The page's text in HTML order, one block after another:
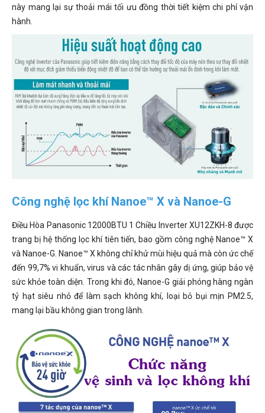
này mang lại sự thoải mái tối ưu đồng thời tiết kiệm chi phí vận
hành.
Công nghệ lọc khí Nanoe™ X và Nanoe-G
Điều Hòa Panasonic 12000BTU 1 Chiều Inverter XU12ZKH-8 được
trang bị hệ thống lọc khí tiên tiến, bao gồm công nghệ Nanoe™ X
và Nanoe-G. Nanoe™ X không chỉ khử mùi hiệu quả mà còn ức chế
đến 99,7% vi khuẩn, virus và các tác nhân gây dị ứng, giúp bảo vệ
sức khỏe toàn diện. Trong khi đó, Nanoe-G giải phóng hàng ngàn
tỷ hạt siêu nhỏ để làm sạch không khí, loại bỏ bụi mịn PM2.5,
mang lại bầu không gian trong lành.